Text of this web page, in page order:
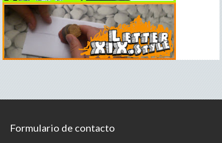
Formulario de contacto